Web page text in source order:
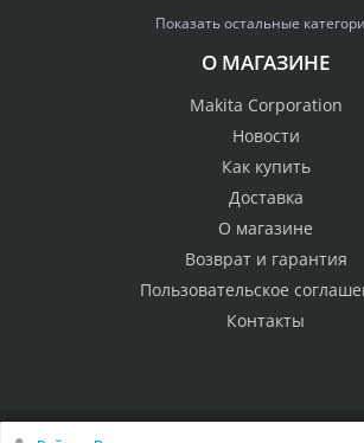
Показать остальные
О МАГАЗИНЕ
Makita Corporation
Новости
Как купить
Доставка
О магазине
Возврат и гарантия
Пользовательское
Контакты